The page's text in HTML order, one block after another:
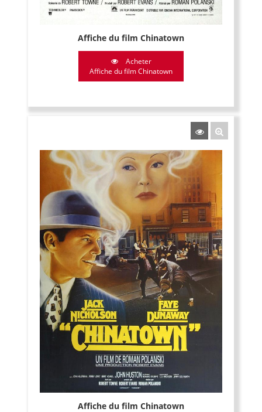
Affiche du film Chinatown
Acheter
Affiche du film Chinatown
Affiche du film Chinatown